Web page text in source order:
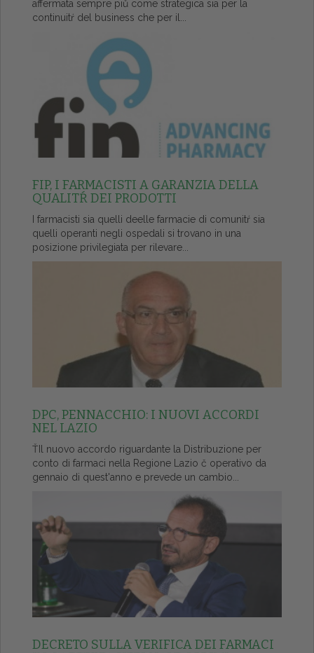
affermata sempre piů come strategica sia per la
continuitŕ del business che per il...
FIP, I FARMACISTI A GARANZIA DELLA
QUALITŔ DEI PRODOTTI
I farmacisti sia quelli deelle farmacie di comunitŕ sia
quelli operanti negli ospedali si trovano in una
posizione privilegiata per rilevare...
DPC, PENNACCHIO: I NUOVI ACCORDI
NEL LAZIO
ŤIl nuovo accordo riguardante la Distribuzione per
conto di farmaci nella Regione Lazio č operativo da
gennaio di quest'anno e prevede un cambio...
DECRETO SULLA VERIFICA DEI FARMACI